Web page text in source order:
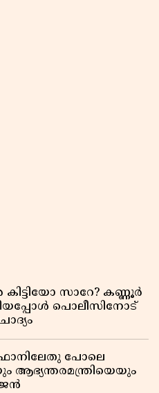
സാറേ? കണ്ണൂർ
പൊലീസിനോട്
പോലെ